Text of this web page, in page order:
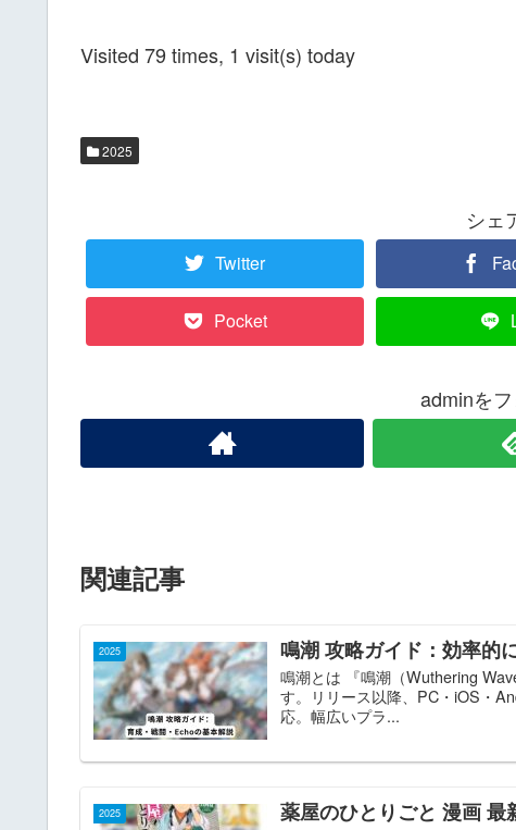
Visited 79 times, 1 visit(s) today
2025
シェ
Twitter
Pocket
adminを
関連記事
2025 鳴潮 攻略ガイド：効率的
鳴潮とは 『鳴潮（Wuthering
す。リリース以降、PC・iOS・
応。幅広いプラ...
2025 薬屋のひとりごと 漫画